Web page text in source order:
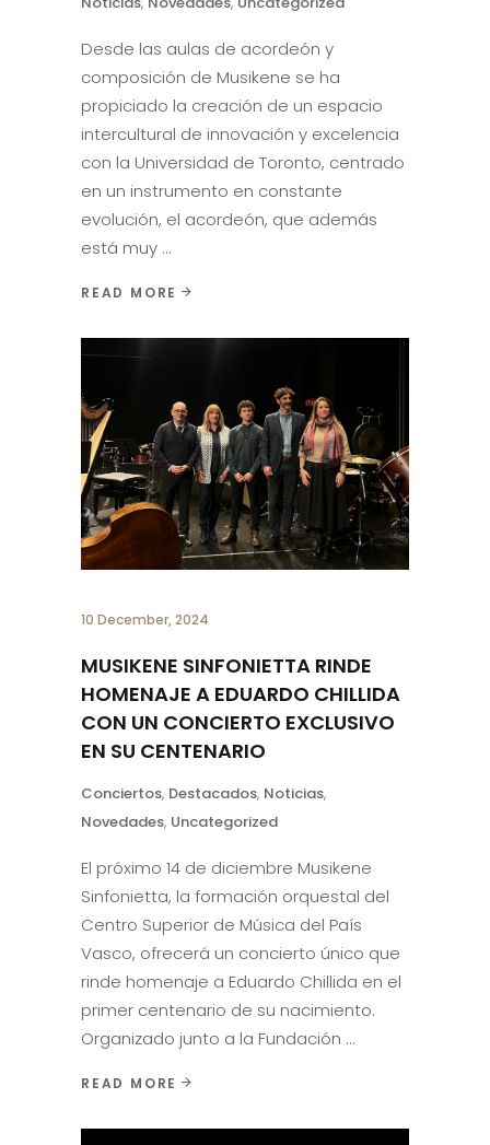
Desde las aulas de acordeón y
composición de Musikene se ha
propiciado la creación de un espacio
intercultural de innovación y excelencia
con la Universidad de Toronto, centrado
en un instrumento en constante
evolución, el acordeón, que además
está muy
READ MORE
10 December, 2024
MUSIKENE SINFONIETTA RINDE
HOMENAJE A EDUARDO CHILLIDA
CON UN CONCIERTO EXCLUSIVO
EN SU CENTENARIO
Conciertos, Destacados, Noticias,
Novedades, Uncategorized
El próximo 14 de diciembre Musikene
Sinfonietta, la formación orquestal del
Centro Superior de Música del País
Vasco, ofrecerá un concierto único que
rinde homenaje a Eduardo Chillida en el
primer centenario de su nacimiento.
Organizado junto a la Fundación
READ MORE